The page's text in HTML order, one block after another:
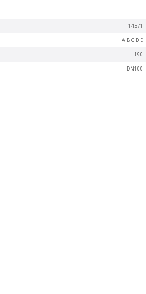
14571
DN100
190
A B C D E